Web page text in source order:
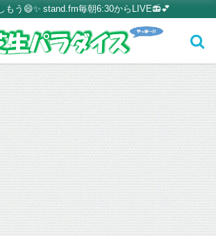
もう😄✨ stand.fm毎朝6:30からLIVE📻💕